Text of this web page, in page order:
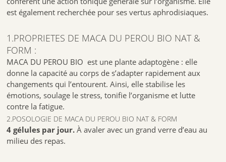
Société Atlantic Nature
56700 KERVIGNAC
(Proche de Lorient, Morbihan)
Tél. 0 800 879 382
REF : 3535400007993
est également recherchée pour ses vertus aphrodisiaques.
1.PROPRIETES DE MACA DU PEROU BIO NAT &
FORM :
MACA DU PEROU BIO est une plante adaptogène : elle
donne la capacité au corps de s’adapter rapidement aux
changements qui l’entourent. Ainsi, elle stabilise les
émotions, soulage le stress, tonifie l’organisme et lutte
contre la fatigue.
2.POSOLOGIE DE MACA DU PEROU BIO NAT & FORM
4 gélules par jour.À avaler avec un grand verre d’eau au
milieu des repas.